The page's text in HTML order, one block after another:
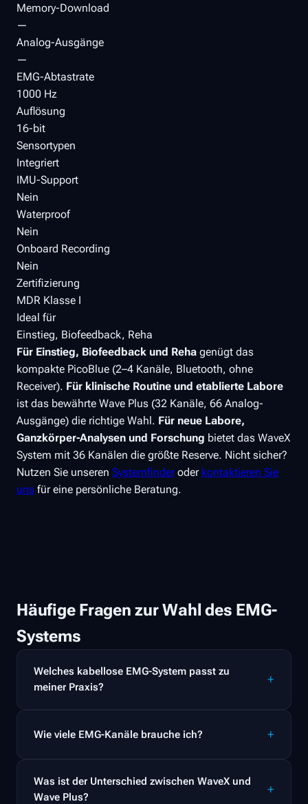
Memory-Download
—
Analog-Ausgänge
—
EMG-Abtastrate
1000 Hz
Auflösung
16-bit
Sensortypen
Integriert
IMU-Support
Nein
Waterproof
Nein
Onboard Recording
Nein
Zertifizierung
MDR Klasse I
Ideal für
Einstieg, Biofeedback, Reha
Für Einstieg, Biofeedback und Reha genügt das
kompakte PicoBlue (2–4 Kanäle, Bluetooth, ohne
Receiver). Für klinische Routine und etablierte Labore
ist das bewährte Wave Plus (32 Kanäle, 66 Analog-
Ausgänge) die richtige Wahl. Für neue Labore,
Ganzkörper-Analysen und Forschung bietet das WaveX
System mit 36 Kanälen die größte Reserve. Nicht sicher?
Nutzen Sie unseren Systemfinderoder kontaktieren Sie
uns für eine persönliche Beratung.
Häufige Fragen zur Wahl des EMG-
Systems
Welches kabellose EMG-System passt zu
meiner Praxis?
Wie viele EMG-Kanäle brauche ich?
Was ist der Unterschied zwischen WaveX und
Wave Plus?